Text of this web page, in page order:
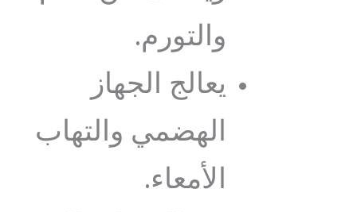
والتورم.
يعالج الجهاز
الهضمي والتهاب
الأمعاء.